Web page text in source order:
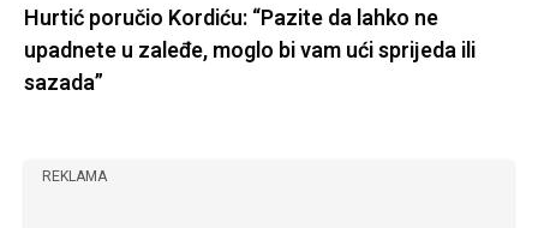
Hurtić poručio Kordiću: “Pazite da lahko ne
upadnete u zaleđe, moglo bi vam ući sprijeda ili
sazada”
REKLAMA